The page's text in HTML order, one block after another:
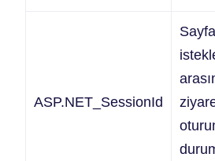
ASP.NET_SessionId
Sayfa